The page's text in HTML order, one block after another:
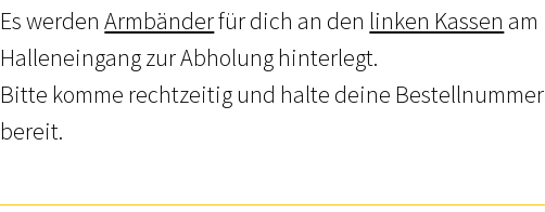
Es werdenArmbänderfür dich an den linken Kassen am
Halleneingang zur Abholung hinterlegt.
Bitte komme rechtzeitig und halte deine Bestellnummer
bereit.